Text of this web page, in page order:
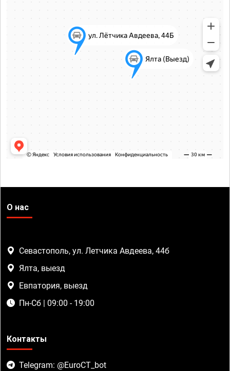
О нас
Севастополь, ул. Летчика Авдеева, 44б
Ялта, выезд
Евпатория, выезд
Пн-Сб | 09:00 - 19:00
Контакты
Telegram: @EuroCT_bot